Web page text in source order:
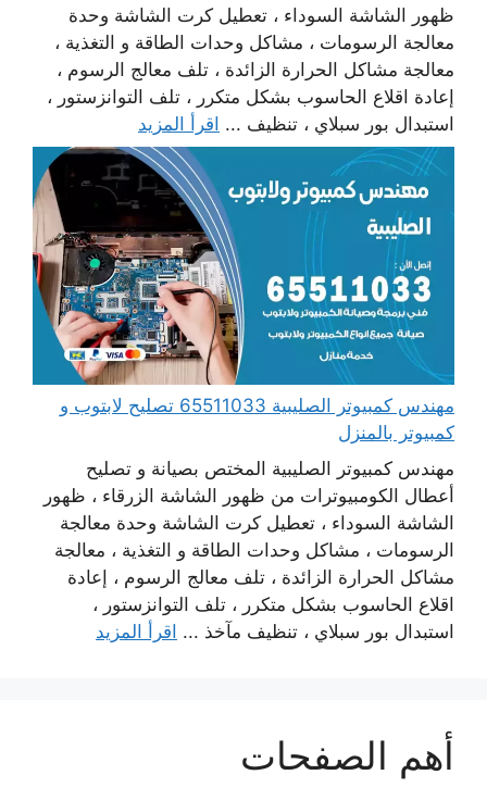
ظهور الشاشة السوداء ، تعطيل كرت الشاشة وحدة
معالجة الرسومات ، مشاكل وحدات الطاقة و التغذية ،
معالجة مشاكل الحرارة الزائدة ، تلف معالج الرسوم ،
إعادة اقلاع الحاسوب بشكل متكرر ، تلف التوانزستور ،
استبدال بور سبلاي ، تنظيف ... اقرأ المزيد
مهندس كمبيوتر الصليبية 65511033 تصليح لابتوب و
كمبيوتر بالمنزل
مهندس كمبيوتر الصليبية المختص بصيانة و تصليح
أعطال الكومبيوترات من ظهور الشاشة الزرقاء ، ظهور
الشاشة السوداء ، تعطيل كرت الشاشة وحدة معالجة
الرسومات ، مشاكل وحدات الطاقة و التغذية ، معالجة
مشاكل الحرارة الزائدة ، تلف معالج الرسوم ، إعادة
اقلاع الحاسوب بشكل متكرر ، تلف التوانزستور ،
استبدال بور سبلاي ، تنظيف مآخذ ... اقرأ المزيد
أهم الصفحات